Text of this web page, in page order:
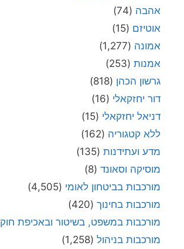
אהבה (74)
אוטיזם (15)
אמונה (1,277)
אמנות (253)
גרשון הכהן (818)
דור יחזקאלי (16)
דניאל יחזקאלי (15)
ללא קטגוריה (162)
מדע ועתידנות (135)
מוסיקה וסאונד (8)
מורכבות בביטחון לאומי (4,505)
מורכבות בחינוך (420)
מורכבות במשפט, בשיטור ובאכיפת חוק
מורכבות בניהול (1,258)